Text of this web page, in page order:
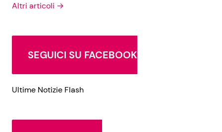
Altri articoli →
SEGUICI SU FACEBOOK
Ultime Notizie Flash